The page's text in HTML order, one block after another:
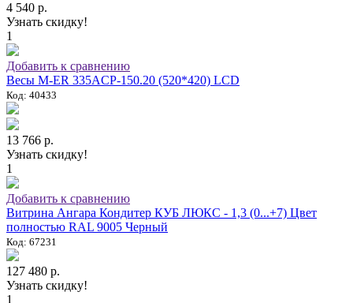
4 540 р.
Узнать скидку!
1
Добавить к сравнению
Весы M-ER 335ACP-150.20 (520*420) LCD
Код: 40433
13 766 р.
Узнать скидку!
1
Добавить к сравнению
Витрина Ангара Кондитер КУБ ЛЮКС - 1,3 (0...+7) Цвет
полностью RAL 9005 Черный
Код: 67231
127 480 р.
Узнать скидку!
1